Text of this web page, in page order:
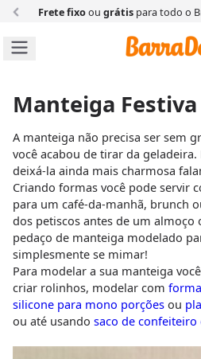
Frete fixoou grátispara todo o
Manteiga
A manteiga não precisa ser sem
você acabou de tirar da
deixá-la ainda mais charmosa
Criando formas você pode servir
para um café-da-manhã, brunch
dos petiscos antes de um
pedaço de manteiga modelado
simplesmente se mimar!
Para modelar a sua manteiga
criar rolinhos, modelar com
silicone para mono porçõesou
ou até usando saco de